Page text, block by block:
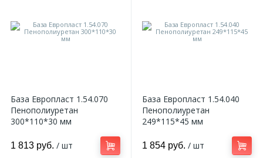
База Европласт 1.54.070
Пенополиуретан
300*110*30 мм
1 813 руб. / шт
База Европласт 1.54.040
Пенополиуретан
249*115*45 мм
1 854 руб. / шт